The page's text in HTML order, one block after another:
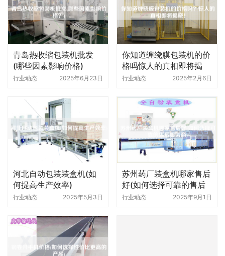
青岛热收缩包装机批发
(哪些因素影响价格)
行业动态 2025年6月23日
你知道缠绕膜包装机的价
格吗惊人的真相即将揭
晓！
行业动态 2025年2月6日
河北自动包装装盒机(如
何提高生产效率)
行业动态 2025年5月3日
苏州药厂装盒机哪家售后
好(如何选择可靠的售后
服务商)
行业动态 2025年9月1日